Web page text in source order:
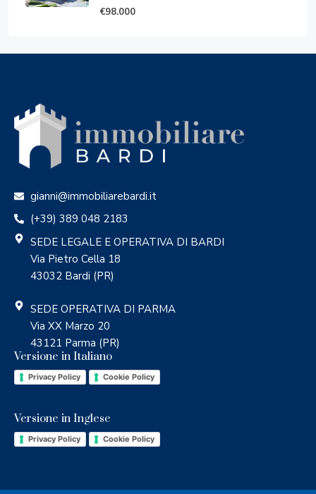
€98.000
gianni@immobiliarebardi.it
(+39) 389 048 2183
SEDE LEGALE E OPERATIVA DI BARDI
Via Pietro Cella 18
43032 Bardi (PR)
SEDE OPERATIVA DI PARMA
Via XX Marzo 20
43121 Parma (PR)
Versione in Italiano
Privacy Policy Cookie Policy
Versione in Inglese
Privacy Policy Cookie Policy